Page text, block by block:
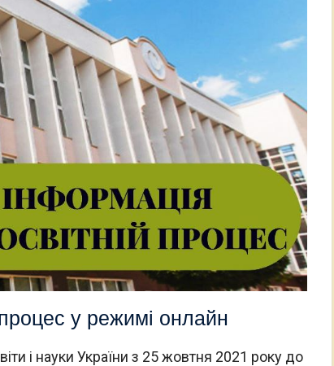
у режимі онлайн
і науки України з 25 жовтня 2021 року до